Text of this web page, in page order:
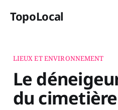
TopoLocal
LIEUX ET ENVIRONNEMENT
Le
du